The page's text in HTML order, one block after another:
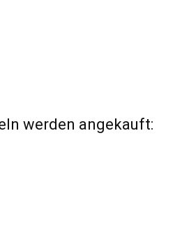
werden angekauft: